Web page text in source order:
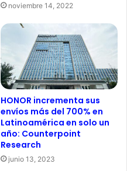
noviembre 14, 2022
HONOR incrementa sus
envíos más del 700% en
Latinoamérica en solo un
año: Counterpoint
Research
junio 13, 2023